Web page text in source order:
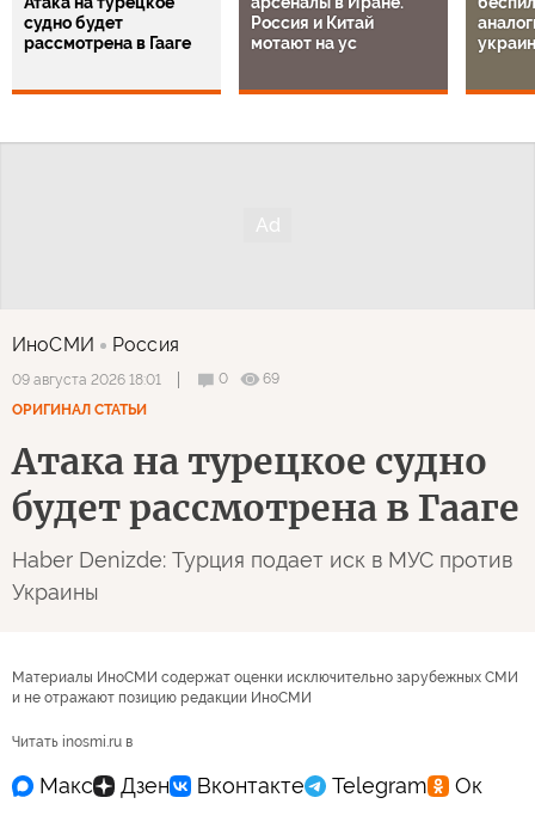
судно будет
рассмотрена в Гааге
Россия и Китай
мотают на ус
ИноСМИ Россия
09 августа 2026 18:01 0
69
ОРИГИНАЛ СТАТЬИ
Атака на турецкое судно
будет рассмотрена в Гааге
Haber Denizde: Турция подает иск в МУС против
Украины
Материалы ИноСМИ содержат оценки исключительно зарубежных СМИ
и не отражают позицию редакции ИноСМИ
Читать inosmi.ru в